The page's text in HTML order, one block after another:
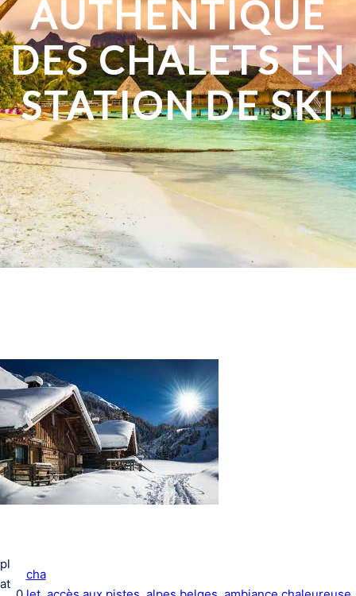
AUTHENTIQUE
DES CHALETS EN
STATION DE SKI
pl
at
cha